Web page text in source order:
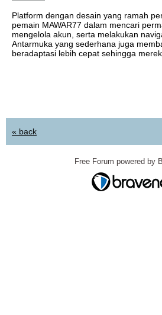
Platform dengan desain yang ramah
pemain MAWAR77 dalam mencari
mengelola akun, serta melakukan
Antarmuka yang sederhana juga
beradaptasi lebih cepat sehingga
« back
Free Forum powered by